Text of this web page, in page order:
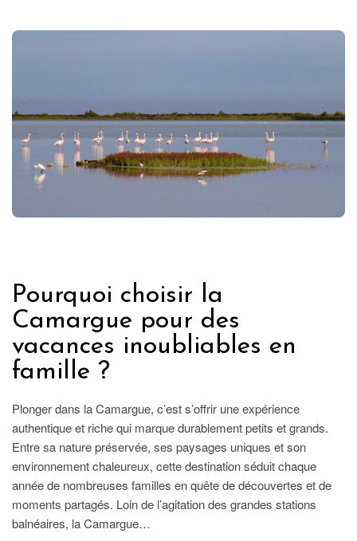
Pourquoi choisir la
Camargue pour des
vacances inoubliables en
famille ?
Plonger dans la Camargue, c’est s’offrir une expérience
authentique et riche qui marque durablement petits et grands.
Entre sa nature préservée, ses paysages uniques et son
environnement chaleureux, cette destination séduit chaque
année de nombreuses familles en quête de découvertes et de
moments partagés. Loin de l’agitation des grandes stations
balnéaires, la Camargue…